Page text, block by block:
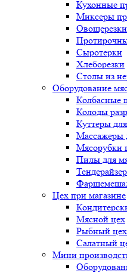
Кухонные
Миксеры
Сыротерки
Хлеборезки
Столы из
Оборудование
Колбасные
Колоды
Куттеры
Массажеры
Мясорубки
Пилы для
Цех при магазине
Мясной цех
Рыбный цех
Салатный
Мини